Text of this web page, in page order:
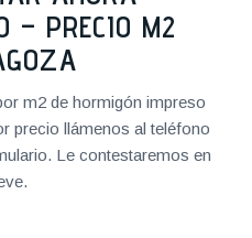
– PRECIO M2
m2 de hormigón impreso
precio llámenos al teléfono
Le contestaremos en